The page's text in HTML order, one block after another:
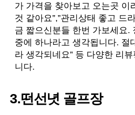
가 가격을 찾아보고 오는곳 이
것 같아요”,”관리상태 좋고 드
금 짧으신분들 한번 가보세요.
중에 하나라고 생각됩니다. 절
라 생각되네요” 등 다양한 리
니다.
3.떤선녓 골프장